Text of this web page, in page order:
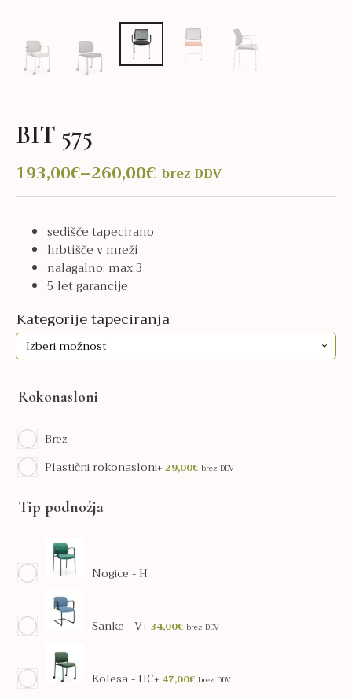
BIT 575
193,00€–260,00€
Cenovni
razpon:
od
193,00€
do
260,00€
brez DDV
sedišče tapecirano
hrbtišče v mreži
nalagalno: max 3
5 let garancije
Kategorije tapeciranja
Rokonasloni
Brez
Plastični rokonasloni+29,00€ brez DDV
Tip podnožja
Nogice - H
Sanke - V+ 34,00€ brez DDV
Kolesa - HC+ 47,00€ brez DDV